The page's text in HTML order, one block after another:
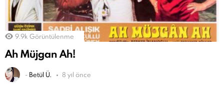
9.9k Görüntülenme
Ah Müjgan Ah!
- Betül Ü. 8 yıl önce